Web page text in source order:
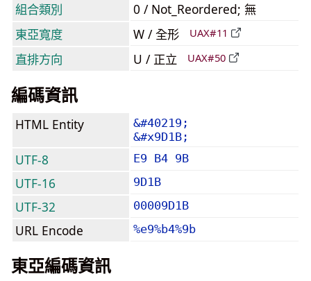
組合類別
0 / Not_Reordered; 無
東亞寬度
W / 全形 UAX#11
直排方向 U / 正立 UAX#50
編碼資訊
HTML Entity
&#40219;
&#x9D1B;
UTF-8 E9 B4 9B
UTF-16 9D1B
UTF-32 00009D1B
URL Encode %e9%b4%9b
東亞編碼資訊